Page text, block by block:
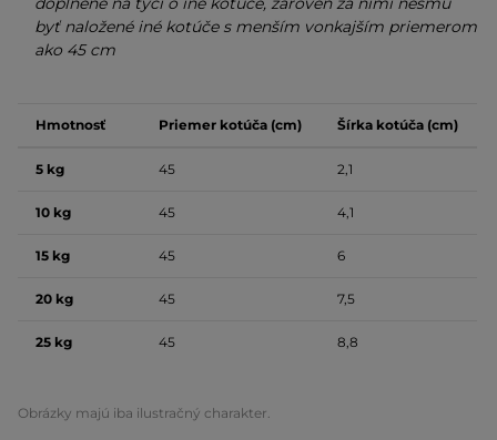
byť naložené iné kotúče s menším vonkajším priemerom
ako 45 cm
Hmotnosť Priemer kotúča (cm) Šírka kotúča (cm)
5 kg 45 2,1
10 kg 45 4,1
15 kg 45 6
20 kg 45 7,5
25 kg 45 8,8
Obrázky majú iba ilustračný charakter.